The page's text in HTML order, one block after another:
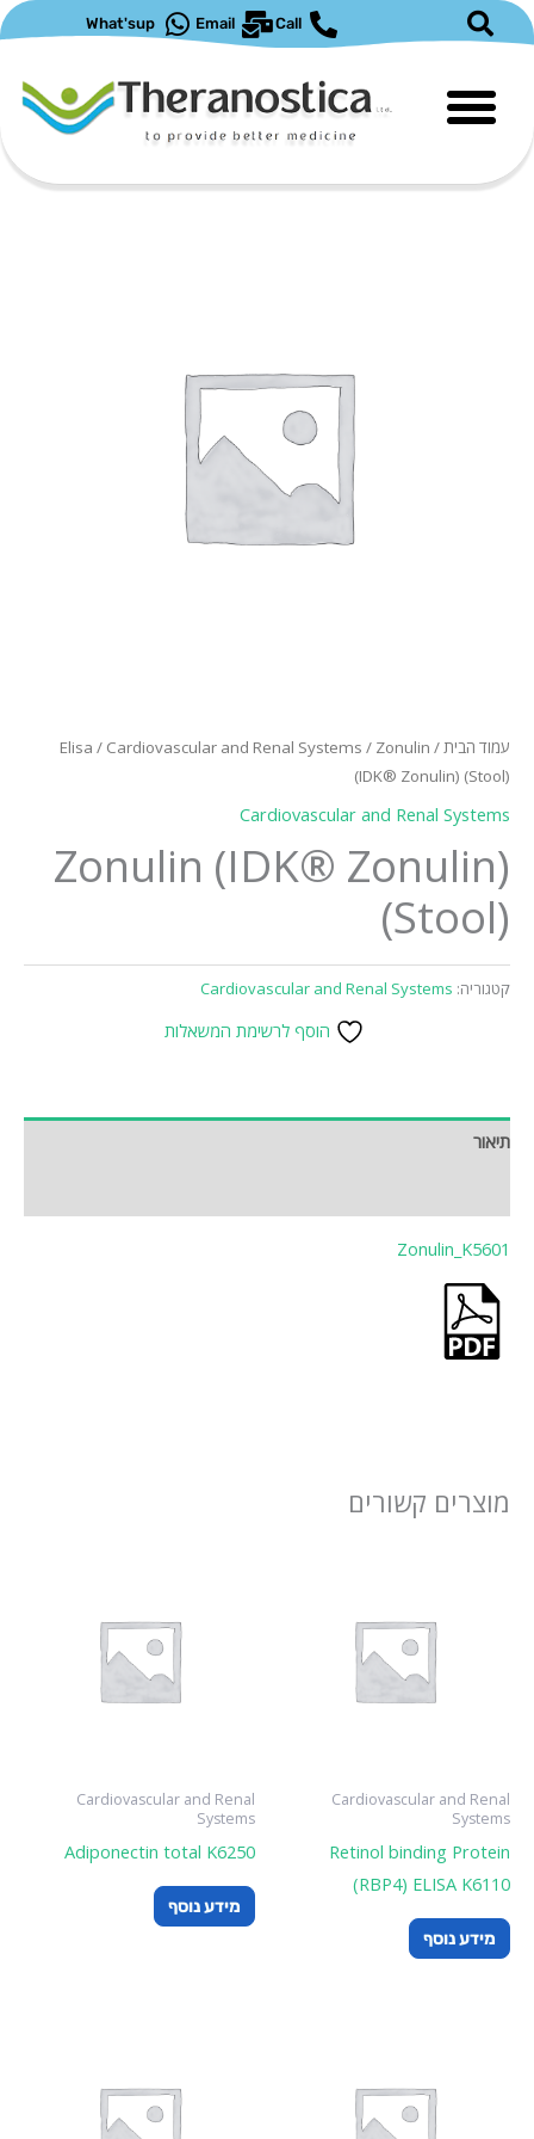
Call
Email
What'sup
עמוד הבית/
Elisa / Cardiovascular and Renal Systems / Zonulin
(IDK® Zonulin) (Stool)
Cardiovascular and Renal Systems
Zonulin (IDK® Zonulin)
(Stool)
קטגוריה: Cardiovascular and Renal Systems
הוסף לרשימת המשאלות
תיאור
Zonulin_K5601
מוצרים קשורים
Cardiovascular and Renal
Systems
Retinol binding Protein
(RBP4) ELISA K6110
מידע נוסף
Cardiovascular and Renal
Systems
Adiponectin total K6250
מידע נוסף